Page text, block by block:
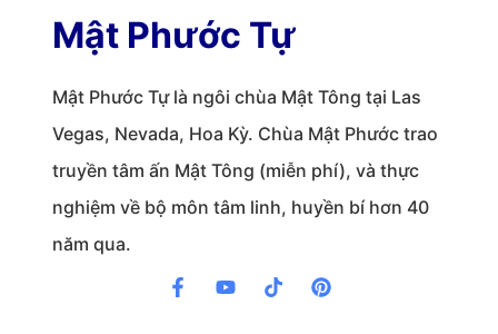
Mật Phước Tự
Mật Phước Tự là ngôi chùa Mật Tông tại Las
Vegas, Nevada, Hoa Kỳ. Chùa Mật Phước trao
truyền tâm ấn Mật Tông (miễn phí), và thực
nghiệm về bộ môn tâm linh, huyền bí hơn 40
năm qua.